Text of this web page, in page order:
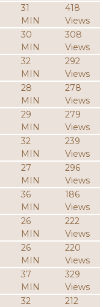
31
MIN
418
Views
30
MIN
308
Views
32
MIN
292
Views
28
MIN
278
Views
29
MIN
279
Views
32
MIN
239
Views
27
MIN
296
Views
36
MIN
186
Views
26
MIN
222
Views
26
MIN
220
Views
37
MIN
329
Views
32
212